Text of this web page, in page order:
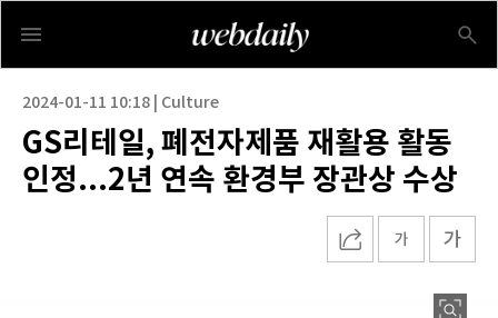
2024-01-11 10:18 | Culture
GS리테일, 폐전자제품 재활용 활동
인정...2년 연속 환경부 장관상 수상